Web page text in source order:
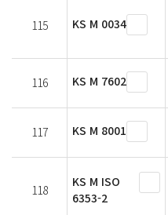
115 KS M 0034
116 KS M 7602
117 KS M 8001
118
KS M ISO
6353-2